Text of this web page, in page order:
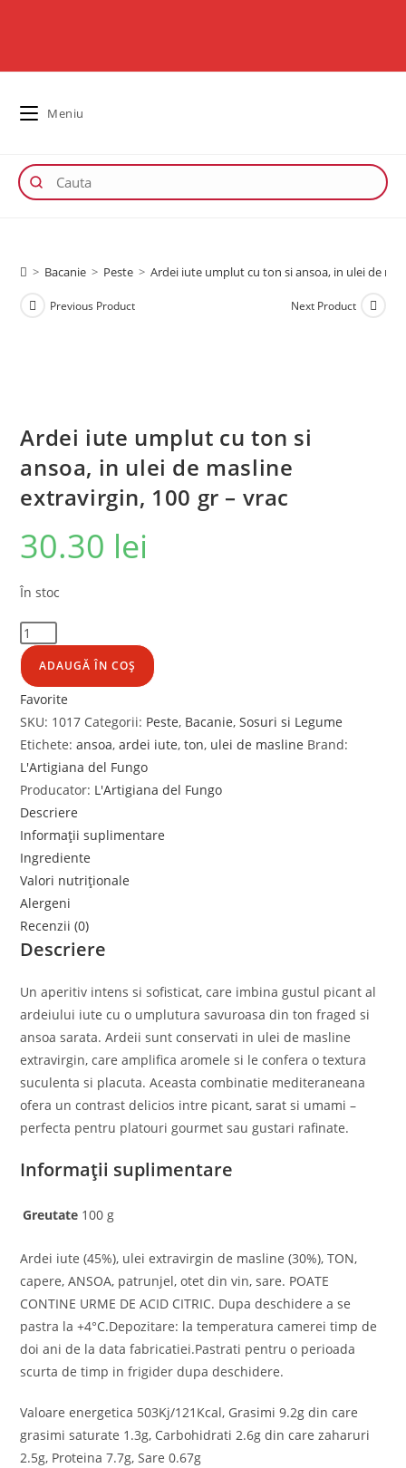
Meniu
> Bacanie > Peste > Ardei iute umplut cu ton si ansoa, in ulei de
Previous Product Next Product
Ardei iute umplut cu ton si
ansoa, in ulei de masline
extravirgin, 100 gr – vrac
30.30 lei
În stoc
ADAUGĂ ÎN COȘ
Favorite
SKU: 1017 Categorii: Peste, Bacanie,Sosuri si Legume
Etichete:ansoa,ardei iute,ton, ulei de masline Brand:
L'Artigiana del Fungo
Producator: L'Artigiana del Fungo
Descriere
Informații suplimentare
Ingrediente
Valori nutriționale
Alergeni
Recenzii (0)
Descriere
Un aperitiv intens si sofisticat, care imbina gustul picant al
ardeiului iute cu o umplutura savuroasa din ton fraged si
ansoa sarata. Ardeii sunt conservati in ulei de masline
extravirgin, care amplifica aromele si le confera o textura
suculenta si placuta. Aceasta combinatie mediteraneana
ofera un contrast delicios intre picant, sarat si umami –
perfecta pentru platouri gourmet sau gustari rafinate.
Informații suplimentare
Greutate 100 g
Ardei iute (45%), ulei extravirgin de masline (30%), TON,
capere, ANSOA, patrunjel, otet din vin, sare. POATE
CONTINE URME DE ACID CITRIC. Dupa deschidere a se
pastra la +4°C.Depozitare: la temperatura camerei timp de
doi ani de la data fabricatiei.Pastrati pentru o perioada
scurta de timp in frigider dupa deschidere.
Valoare energetica 503Kj/121Kcal, Grasimi 9.2g din care
grasimi saturate 1.3g, Carbohidrati 2.6g din care zaharuri
2.5g, Proteina 7.7g, Sare 0.67g